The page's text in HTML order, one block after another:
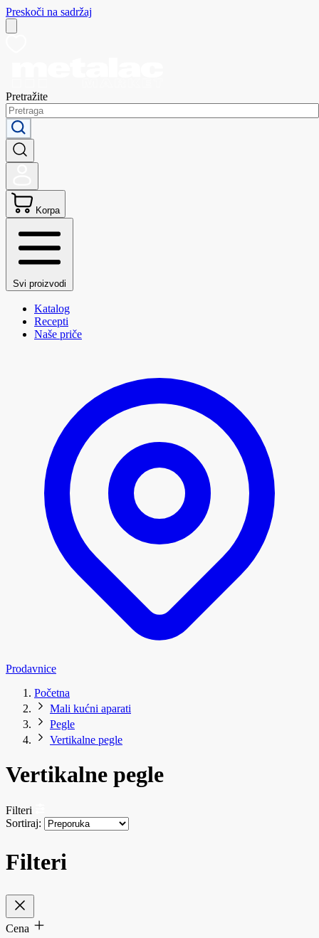
Preskoči na sadržaj
Pretražite
Korpa
Svi proizvodi
Katalog
Recepti
Naše priče
Prodavnice
Početna
Mali kućni aparati
Pegle
Vertikalne pegle
Vertikalne pegle
Filteri
Sortiraj:
Filteri
Cena